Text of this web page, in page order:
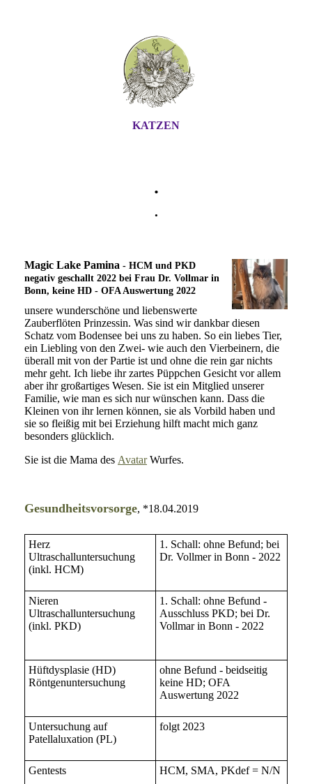
KATZEN
.
.
Magic Lake Pamina - HCM und PKD
negativ geschallt 2022 bei Frau Dr. Vollmar in
Bonn, keine HD - OFA Auswertung 2022
unsere wunderschöne und liebenswerte
Zauberflöten Prinzessin. Was sind wir dankbar diesen
Schatz vom Bodensee bei uns zu haben. So ein liebes Tier,
ein Liebling von den Zwei- wie auch den Vierbeinern, die
überall mit von der Partie ist und ohne die rein gar nichts
mehr geht. Ich liebe ihr zartes Püppchen Gesicht vor allem
aber ihr großartiges Wesen. Sie ist ein Mitglied unserer
Familie, wie man es sich nur wünschen kann. Dass die
Kleinen von ihr lernen können, sie als Vorbild haben und
sie so fleißig mit bei Erziehung hilft macht mich ganz
besonders glücklich.
Sie ist die Mama des AvatarWurfes.
Gesundheitsvorsorge, *18.04.2019
Herz
Ultraschalluntersuchung
(inkl. HCM)
1. Schall: ohne Befund; bei
Dr. Vollmer in Bonn - 2022
Nieren
Ultraschalluntersuchung
(inkl. PKD)
1. Schall: ohne Befund -
Ausschluss PKD; bei Dr.
Vollmar in Bonn - 2022
Hüftdysplasie (HD)
Röntgenuntersuchung
ohne Befund - beidseitig
keine HD; OFA
Auswertung 2022
Untersuchung auf
Patellaluxation (PL)
folgt 2023
Gentests HCM, SMA, PKdef = N/N